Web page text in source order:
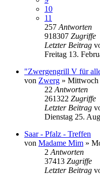
10
11
257 Antworten
918307 Zugriffe
Letzter Beitrag
Freitag 13.
"Zwergengrill V für
von Zwerg » Mittwoch
22 Antworten
261322 Zugriffe
Letzter Beitrag
Dienstag 25.
Saar - Pfalz - Treffen
von Madame Mim »
2 Antworten
37413 Zugriffe
Letzter Beitrag